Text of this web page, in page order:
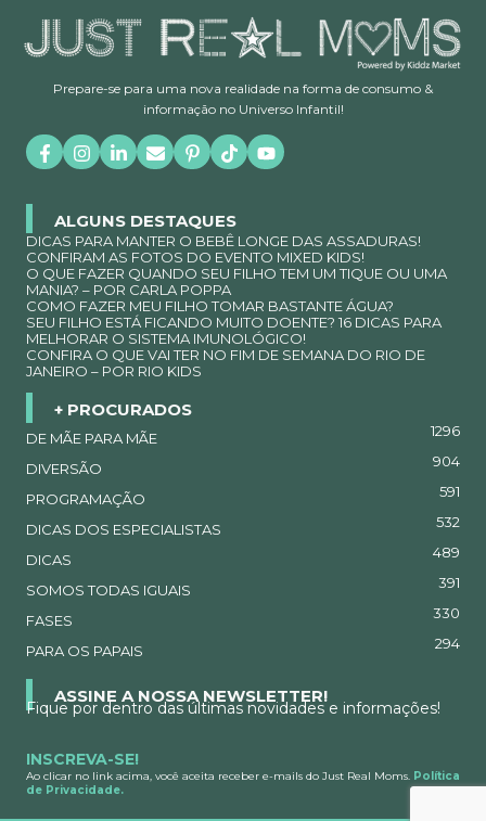
Prepare-se para uma nova realidade na forma de consumo &
informação no Universo Infantil!
ALGUNS DESTAQUES
DICAS PARA MANTER O BEBÊ LONGE DAS ASSADURAS!
CONFIRAM AS FOTOS DO EVENTO MIXED KIDS!
O QUE FAZER QUANDO SEU FILHO TEM UM TIQUE OU UMA
MANIA? – POR CARLA POPPA
COMO FAZER MEU FILHO TOMAR BASTANTE ÁGUA?
SEU FILHO ESTÁ FICANDO MUITO DOENTE? 16 DICAS PARA
MELHORAR O SISTEMA IMUNOLÓGICO!
CONFIRA O QUE VAI TER NO FIM DE SEMANA DO RIO DE
JANEIRO – POR RIO KIDS
+ PROCURADOS
DE MÃE PARA MÃE 1296
DIVERSÃO 904
PROGRAMAÇÃO 591
DICAS DOS ESPECIALISTAS 532
DICAS 489
SOMOS TODAS IGUAIS 391
FASES 330
PARA OS PAPAIS 294
ASSINE A NOSSA NEWSLETTER!
Fique por dentro das últimas novidades e informações!
INSCREVA-SE!
Ao clicar no link acima, você aceita receber e-mails do Just Real Moms. Política
de Privacidade.